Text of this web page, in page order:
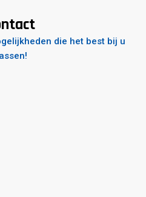
die het best bij u